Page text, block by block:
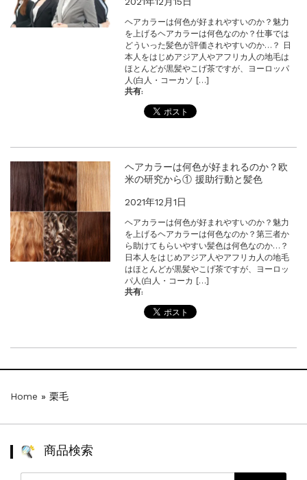
ヘアカラーは何色が好まれやすいのか？魅力
を上げるヘアカラーは何色なのか？仕事では
どういった髪色が評価されやすいのか…？ 日
本人をはじめアジア人やアフリカ人の地毛は
ほとんどが黒髪やこげ茶ですが、ヨーロッパ
人(白人・コーカソ […]
共有:
ヘアカラーは何色が好まれるのか？欧
米の研究から① 援助行動と髪色
2021年12月1日
ヘアカラーは何色が好まれやすいのか？魅力
を上げるヘアカラーは何色なのか？第三者か
ら助けてもらいやすい髪色は何色なのか…？
日本人をはじめアジア人やアフリカ人の地毛
はほとんどが黒髪やこげ茶ですが、ヨーロッ
パ人(白人・コーカ […]
共有:
Home » 栗毛
商品検索